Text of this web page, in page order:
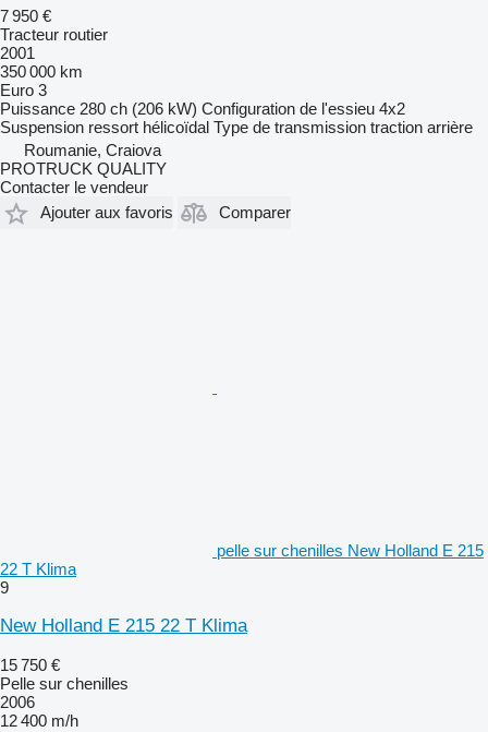
7 950 €
Tracteur routier
2001
350 000 km
Euro 3
Puissance 280 ch (206 kW) Configuration de l'essieu 4x2
Suspension ressort hélicoïdal Type de transmission traction arrière
Roumanie, Craiova
PROTRUCK QUALITY
Contacter le vendeur
Ajouter aux favoris
Comparer
pelle sur chenilles New Holland E 215
22 T Klima
9
New Holland E 215 22 T Klima
15 750 €
Pelle sur chenilles
2006
12 400 m/h